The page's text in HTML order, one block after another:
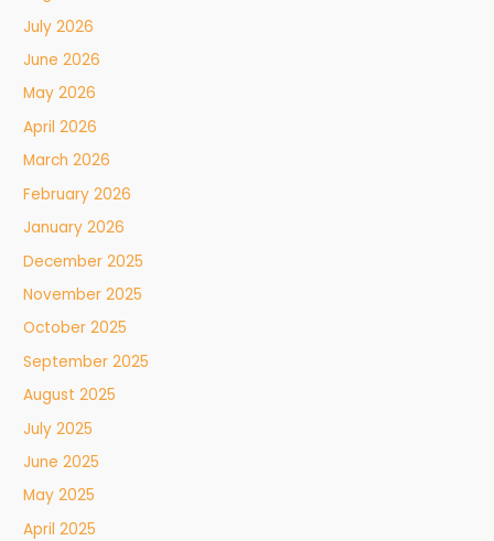
July 2026
June 2026
May 2026
April 2026
March 2026
February 2026
January 2026
December 2025
November 2025
October 2025
September 2025
August 2025
July 2025
June 2025
May 2025
April 2025